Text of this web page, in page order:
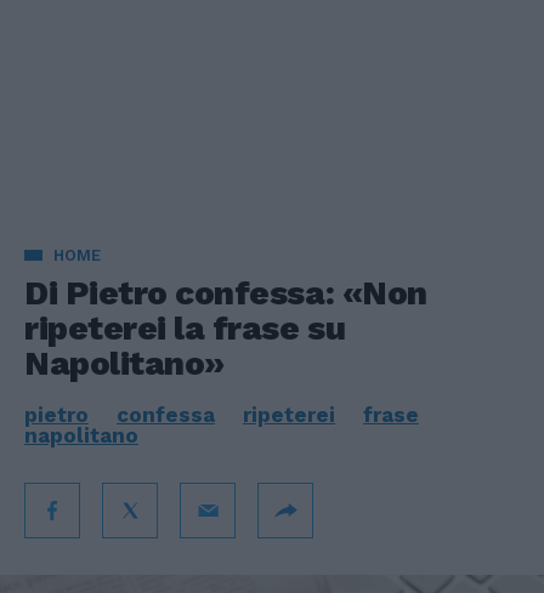
HOME
Di Pietro confessa: «Non
ripeterei la frase su
Napolitano»
pietro confessa ripeterei
frase
napolitano